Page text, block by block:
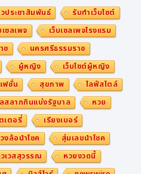
Empowering Innovation
ะบวนการออกแบบเชิงวิศวกร
ารระบบ ตลอดจนบทบาทของโ
อดภัย และผลตอบแทนจากกา
รกำหนดแนวทางการนำหุ่นย
วงกว้างได้อย่างมีประสิทธิภา
พธ์ของการมาบรรจบกันระหว่
ควบคุม และระบบอัจฉริยะแบบ
ประชาสัมพันธ์
รับทำเว็บไซต์
เซลเพจ
เว็บเซลเพจโรงแรม
ช
นครศรีธรรมราช
ผู้หญิง
เว็บไซต์ผู้หญิง
ฟชั่น สุขภาพ
ไลฟ์สไตล์
สลากกินแบ่งรัฐบาล
หวย
เตอรี่
เรียงเบอร์
วงล้อนำโชค
สุ่มเลขนำโชค
เวสสุวรรณ
หวยงวดนี้